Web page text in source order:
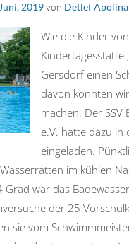
2019von Detlef
Wie die Kinder
Kindertagesstätte
Gersdorf einen
davon konnten
machen. Der SSV
e.V. hatte dazu in
eingeladen.
im kühlen
Grad war das
der 25
sie vom